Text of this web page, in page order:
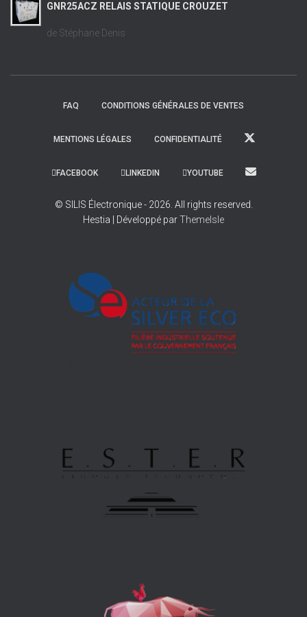
GNR25ACZ RELAIS STATIQUE CROUZET
de Stéphane Denis
FAQ CONDITIONS GÉNÉRALES DE VENTES
MENTIONS LÉGALES CONFIDENTIALITÉ
FACEBOOK LINKEDIN YOUTUBE
© SILIS Électronique - 2026. All rights reserved.
Hestia | Développé parThemeIsle